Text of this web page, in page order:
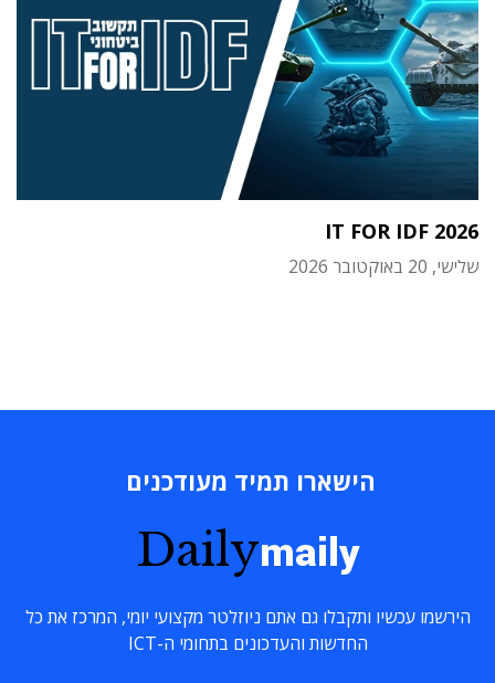
IT FOR IDF 2026
שלישי, 20 באוקטובר 2026
הישארו תמיד מעודכנים
Dailymaily
הירשמו עכשיו ותקבלו גם אתם ניוזלטר מקצועי יומי, המרכז את כל
החדשות והעדכונים בתחומי ה-ICT